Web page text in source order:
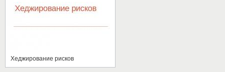
Хеджирование рисков